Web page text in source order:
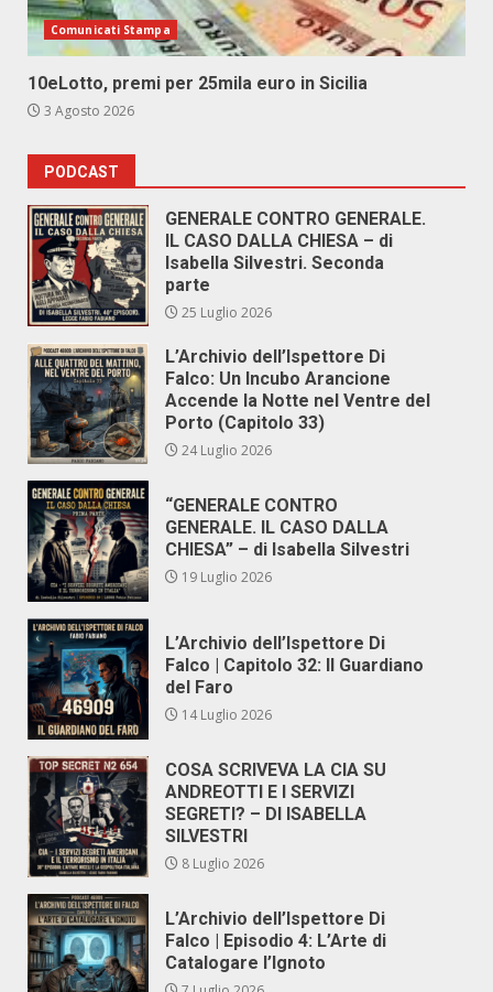
Comunicati Stampa
10eLotto, premi per 25mila euro in Sicilia
3 Agosto 2026
PODCAST
GENERALE CONTRO GENERALE.
IL CASO DALLA CHIESA – di
Isabella Silvestri. Seconda
parte
25 Luglio 2026
L’Archivio dell’Ispettore Di
Falco: Un Incubo Arancione
Accende la Notte nel Ventre del
Porto (Capitolo 33)
24 Luglio 2026
“GENERALE CONTRO
GENERALE. IL CASO DALLA
CHIESA” – di Isabella Silvestri
19 Luglio 2026
L’Archivio dell’Ispettore Di
Falco | Capitolo 32: Il Guardiano
del Faro
14 Luglio 2026
COSA SCRIVEVA LA CIA SU
ANDREOTTI E I SERVIZI
SEGRETI? – DI ISABELLA
SILVESTRI
8 Luglio 2026
L’Archivio dell’Ispettore Di
Falco | Episodio 4: L’Arte di
Catalogare l’Ignoto